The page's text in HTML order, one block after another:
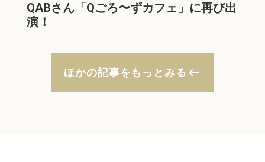
QABさん「Qごろ〜ずカフェ」に再び出
演！
ほかの記事をもっとみる keyboard_backspace